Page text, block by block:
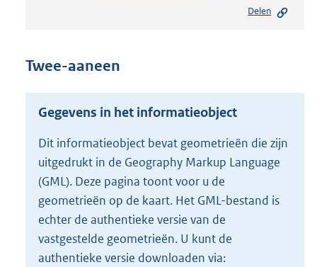
s
r
o
t
t
e
4
K
b
Delen
Twee-aaneen
Gegevens in het informatieobject
Dit informatieobject bevat geometrieën die zijn
uitgedrukt in de Geography Markup Language
(GML). Deze pagina toont voor u de
geometrieën op de kaart. Het GML-bestand is
echter de authentieke versie van de
vastgestelde geometrieën. U kunt de
authentieke versie downloaden via: